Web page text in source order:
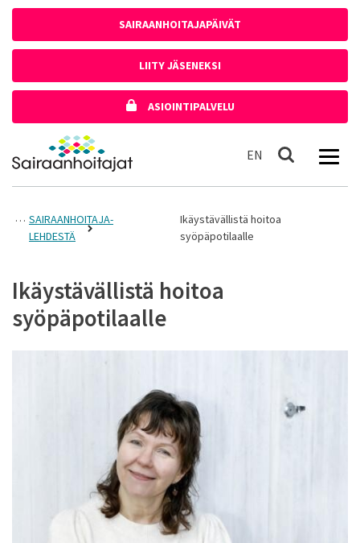
SAIRAANHOITAJAPÄIVÄT
LIITY JÄSENEKSI
ASIOINTIPALVELU
Etusivulle
EN In English
Haku
SAIRAANHOITAJA-
LEHDESTÄ
Ikäystävällistä hoitoa
syöpäpotilaalle
Ikäystävällistä hoitoa
syöpäpotilaalle